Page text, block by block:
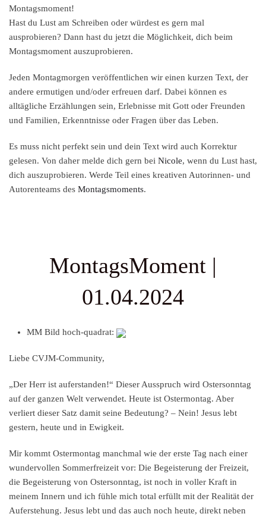
Montagsmoment!
Hast du Lust am Schreiben oder würdest es gern mal
ausprobieren? Dann hast du jetzt die Möglichkeit, dich beim
Montagsmoment auszuprobieren.
Jeden Montagmorgen veröffentlichen wir einen kurzen Text, der
andere ermutigen und/oder erfreuen darf. Dabei können es
alltägliche Erzählungen sein, Erlebnisse mit Gott oder Freunden
und Familien, Erkenntnisse oder Fragen über das Leben.
Es muss nicht perfekt sein und dein Text wird auch Korrektur
gelesen. Von daher melde dich gern bei Nicole, wenn du Lust hast,
dich auszuprobieren. Werde Teil eines kreativen Autorinnen- und
Autorenteams des Montagsmoments.
MontagsMoment |
01.04.2024
MM Bild hoch-quadrat:
Liebe CVJM-Community,
„Der Herr ist auferstanden!“ Dieser Ausspruch wird Ostersonntag
auf der ganzen Welt verwendet. Heute ist Ostermontag. Aber
verliert dieser Satz damit seine Bedeutung? – Nein! Jesus lebt
gestern, heute und in Ewigkeit.
Mir kommt Ostermontag manchmal wie der erste Tag nach einer
wundervollen Sommerfreizeit vor: Die Begeisterung der Freizeit,
die Begeisterung von Ostersonntag, ist noch in voller Kraft in
meinem Innern und ich fühle mich total erfüllt mit der Realität der
Auferstehung. Jesus lebt und das auch noch heute, direkt neben